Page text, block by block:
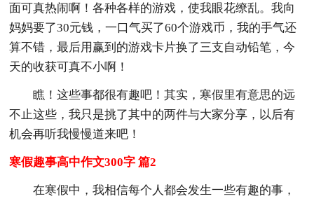
面可真热闹啊！各种各样的游戏，使我眼花缭乱。我向
妈妈要了30元钱，一口气买了60个游戏币，我的手气还
算不错，最后用赢到的游戏卡片换了三支自动铅笔，今
天的收获可真不小啊！
瞧！这些事都很有趣吧！其实，寒假里有意思的远
不止这些，我只是挑了其中的两件与大家分享，以后有
机会再听我慢慢道来吧！
寒假趣事高中作文300字 篇2
在寒假中，我相信每个人都会发生一些有趣的事，